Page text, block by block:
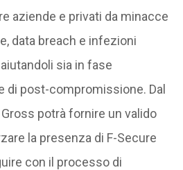
aziende e privati da minacce
data breach e infezioni
sia in fase
di post-compromissione. Dal
potrà fornire un valido
la presenza di F-Secure
con il processo di